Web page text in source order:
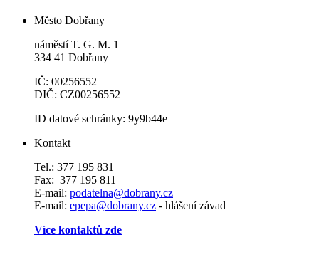
Město Dobřany
náměstí T. G. M. 1
334 41 Dobřany
IČ: 00256552
DIČ: CZ00256552
ID datové schránky: 9y9b44e
Kontakt
Tel.: 377 195 831
Fax: 377 195 811
E-mail: podatelna@dobrany.cz
E-mail: epepa@dobrany.cz - hlášení závad
Více kontaktů zde